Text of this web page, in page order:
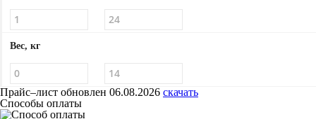
Вес, кг
Прайс–лист обновлен 06.08.2026 скачать
Способы оплаты